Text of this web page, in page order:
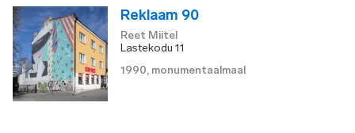
Reklaam 90
Reet Miitel
Lastekodu 11
1990, monumentaalmaal